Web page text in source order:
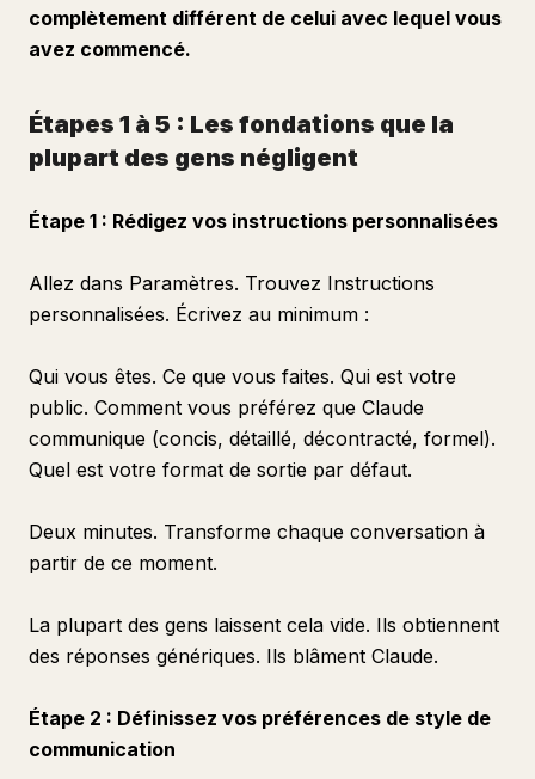
complètement différent de celui avec lequel vous
avez commencé.
Étapes 1 à 5 : Les fondations que la
plupart des gens négligent
Étape 1 : Rédigez vos instructions personnalisées
Allez dans Paramètres. Trouvez Instructions
personnalisées. Écrivez au minimum :
Qui vous êtes. Ce que vous faites. Qui est votre
public. Comment vous préférez que Claude
communique (concis, détaillé, décontracté, formel).
Quel est votre format de sortie par défaut.
Deux minutes. Transforme chaque conversation à
partir de ce moment.
La plupart des gens laissent cela vide. Ils obtiennent
des réponses génériques. Ils blâment Claude.
Étape 2 : Définissez vos préférences de style de
communication